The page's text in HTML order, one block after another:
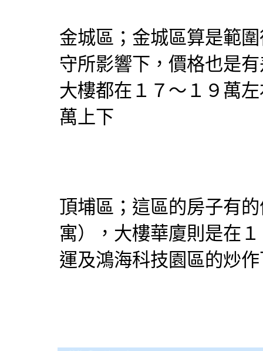
金城區；金城區算是範
守所影響下，價格也是
大樓都在１７～１９萬
萬上下
頂埔區；這區的房子有
寓），大樓華廈則是在
運及鴻海科技園區的炒